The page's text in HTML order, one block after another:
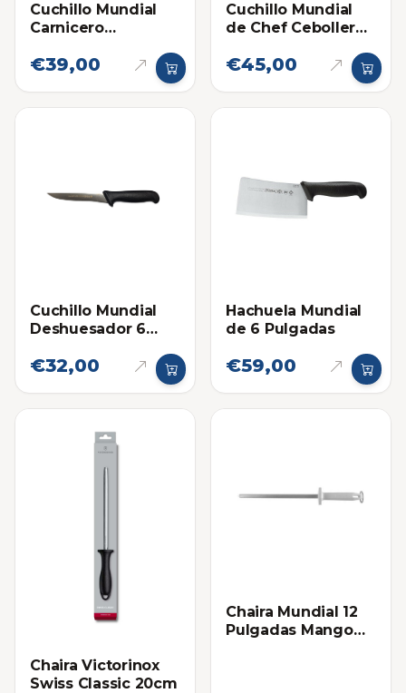
Cuchillo Mundial
Carnicero
Pulgadas
€39,00
Cuchillo Mundial
de Chef Cebollero
€45,00
Cuchillo Mundial
Deshuesador 6
€32,00
Hachuela Mundial
de 6 Pulgadas
€59,00
Chaira Victorinox
Swiss Classic 20cm
Chaira Mundial 12
Pulgadas Mango